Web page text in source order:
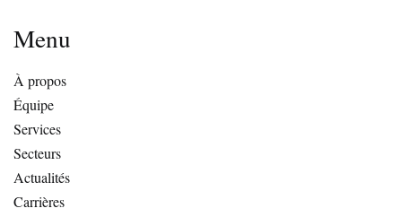
Menu
À propos
Équipe
Services
Secteurs
Actualités
Carrières